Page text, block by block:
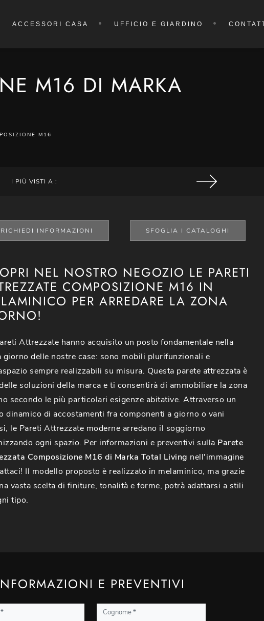
ACCESSORI CASA UFFICIO E GIARDINO
M16 DI MARKA
M16
I PIÙ VISTI A :
RICHIEDI INFORMAZIONI SFOGLIA I CATALOGHI
NEL NOSTRO NEGOZIO LE PARETI
COMPOSIZIONE M16 IN
PER ARREDARE LA ZONA
Attrezzate hanno acquisito un posto fondamentale nella
giorno delle nostre case: sono mobili plurifunzionali e
sempre realizzabili su misura. Questa parete attrezzata è
soluzioni della marca e ti consentirà di ammobiliare la zona
secondo le più particolari esigenze abitative. Attraverso un
dinamico di accostamenti fra componenti a giorno o vani
le Pareti Attrezzate moderne arredano il soggiorno
ogni spazio. Per informazioni e preventivi sulla Parete
Composizione M16 di Marka Total Living nell'immagine
Il modello proposto è realizzato in melaminico, ma grazie
vasta scelta di finiture, tonalità e forme, potrà adattarsi a stili
tipo.
E PREVENTIVI